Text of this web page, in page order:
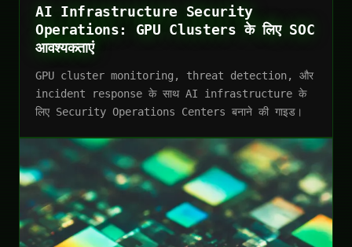
AI Infrastructure Security
Operations: GPU Clusters के लिए SOC
आवश्यकताएं
GPU cluster monitoring, threat detection, और
incident response के साथ AI infrastructure के
लिए Security Operations Centers बनाने की गाइड।